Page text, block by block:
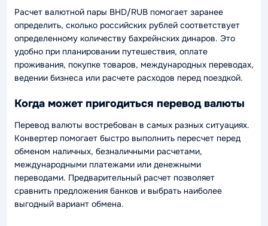
Расчет валютной пары BHD/RUB помогает заранее
определить, сколько российских рублей соответствует
определенному количеству бахрейнских динаров. Это
удобно при планировании путешествия, оплате
проживания, покупке товаров, международных переводах,
ведении бизнеса или расчете расходов перед поездкой.
Когда может пригодиться перевод валюты
Перевод валюты востребован в самых разных ситуациях.
Конвертер помогает быстро выполнить пересчет перед
обменом наличных, безналичными расчетами,
международными платежами или денежными
переводами. Предварительный расчет позволяет
сравнить предложения банков и выбрать наиболее
выгодный вариант обмена.